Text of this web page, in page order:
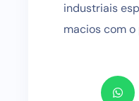
industriais
macios com